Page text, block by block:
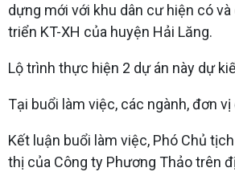
dựng mới với khu dân cư hiện có
triển KT-XH của huyện Hải Lăng.
Lộ trình thực hiện 2 dự án này dự
Tại buổi làm việc, các ngành, đơn
Kết luận buổi làm việc, Phó Chủ
thị của Công ty Phương Thảo trên